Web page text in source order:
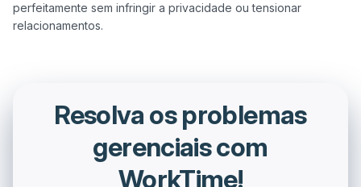
perfeitamente sem infringir a privacidade ou tensionar
Resolva os problemas
gerenciais com
WorkTime!